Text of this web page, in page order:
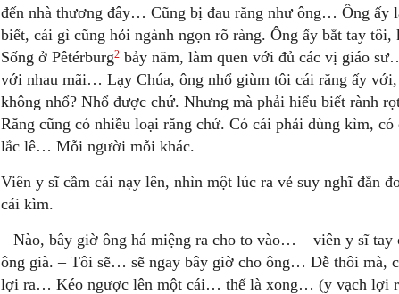
đến nhà thương đây… Cũng bị đau răng như ông… Ông ấy
biết, cái gì cũng hỏi ngành ngọn rõ ràng. Ông ấy bắt tay
Sống ở Pêtérburg2 bảy năm, làm quen với đủ các vị giáo
với nhau mãi… Lạy Chúa, ông nhổ giùm tôi cái răng ấy
không nhổ? Nhổ được chứ. Nhưng mà phải hiểu biết rành
Răng cũng có nhiều loại răng chứ. Có cái phải dùng kìm,
lắc lê… Mỗi người mỗi khác.
Viên y sĩ cầm cái nạy lên, nhìn một lúc ra vẻ suy nghĩ đắn
cái kìm.
– Nào, bây giờ ông há miệng ra cho to vào… – viên y sĩ
ông già. – Tôi sẽ… sẽ ngay bây giờ cho ông… Dễ thôi mà,
lợi ra… Kéo ngược lên một cái… thế là xong… (y vạch lợi